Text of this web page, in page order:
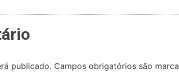
publicado. Campos obrigatórios são